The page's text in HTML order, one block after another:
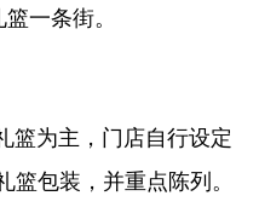
一条街。
篮为主，门店自行设定
篮包装，并重点陈列。